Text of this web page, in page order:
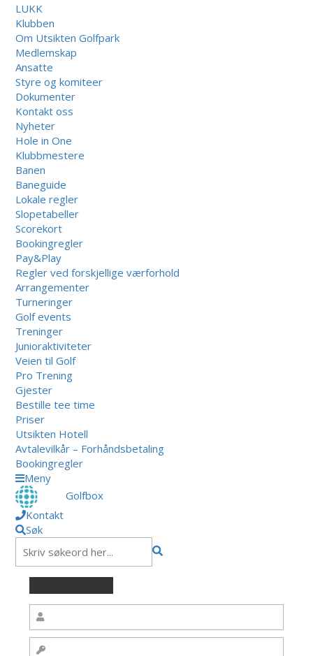
LUKK
Klubben
Om Utsikten Golfpark
Medlemskap
Ansatte
Styre og komiteer
Dokumenter
Kontakt oss
Nyheter
Hole in One
Klubbmestere
Banen
Baneguide
Lokale regler
Slopetabeller
Scorekort
Bookingregler
Pay&Play
Regler ved forskjellige værforhold
Arrangementer
Turneringer
Golf events
Treninger
Junioraktiviteter
Veien til Golf
Pro Trening
Gjester
Bestille tee time
Priser
Utsikten Hotell
Avtalevilkår – Forhåndsbetaling
Bookingregler
Meny
Golfbox
Kontakt
Søk